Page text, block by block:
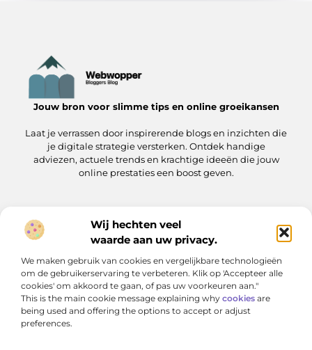
Wij hechten veel
waarde aan uw privacy.
We maken gebruik van cookies en vergelijkbare technologieën
om de gebruikerservaring te verbeteren. Klik op 'Accepteer alle
cookies' om akkoord te gaan, of pas uw voorkeuren aan."
This is the main cookie message explaining why cookies are
being used and offering the options to accept or adjust
preferences.
Jouw bron voor slimme tips en online groeikansen
Laat je verrassen door inspirerende blogs en inzichten die
je digitale strategie versterken. Ontdek handige
adviezen, actuele trends en krachtige ideeën die jouw
online prestaties een boost geven.
Onze informatie
Bericht categorie